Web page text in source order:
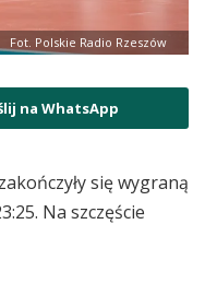
Fot. Polskie Radio Rzeszów
na WhatsApp
się wygraną
Na szczęście